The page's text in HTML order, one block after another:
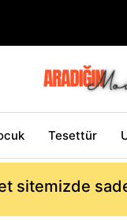
Tesettür
sitemizde